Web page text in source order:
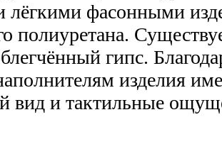
лёгкими фасонными
полиуретана.
гипс.
изделия
вид и тактильные